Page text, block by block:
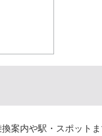
案内や駅・スポット